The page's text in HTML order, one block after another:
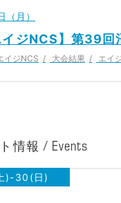
月）
イジNCS】第39
イジNCS 大会結果 エイ
情報 / Events
)-30(日)